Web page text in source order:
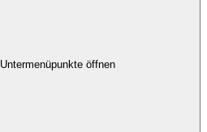
Untermenüpunkte öffnen